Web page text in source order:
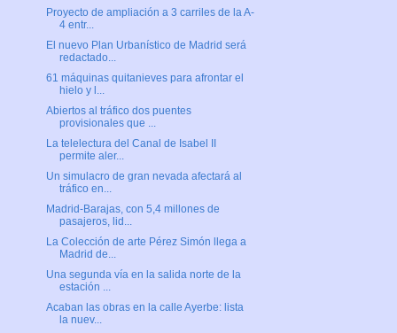
Proyecto de ampliación a 3 carriles de la A-
4 entr...
El nuevo Plan Urbanístico de Madrid será
redactado...
61 máquinas quitanieves para afrontar el
hielo y l...
Abiertos al tráfico dos puentes
provisionales que ...
La telelectura del Canal de Isabel II
permite aler...
Un simulacro de gran nevada afectará al
tráfico en...
Madrid-Barajas, con 5,4 millones de
pasajeros, lid...
La Colección de arte Pérez Simón llega a
Madrid de...
Una segunda vía en la salida norte de la
estación ...
Acaban las obras en la calle Ayerbe: lista
la nuev...